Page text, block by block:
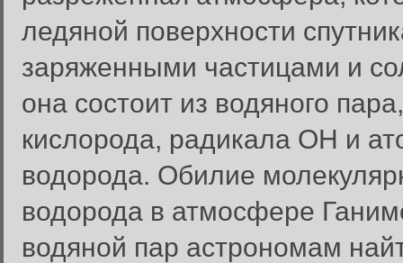
ледяной поверхности
заряженными частицами и
она состоит из водяного
кислорода, радикала OH и
водорода. Обилие
водорода в атмосфере
водяной пар астрономам